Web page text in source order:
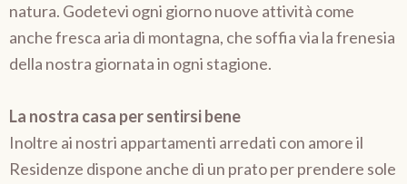
natura. Godetevi ogni giorno nuove attività come
anche fresca aria di montagna, che soffia via la frenesia
della nostra giornata in ogni stagione.
La nostra casa per sentirsi bene
Inoltre ai nostri appartamenti arredati con amore il
Residenze dispone anche di un prato per prendere sole